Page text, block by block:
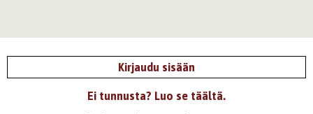
Kirjaudu sisään
Ei tunnusta? Luo se täältä.